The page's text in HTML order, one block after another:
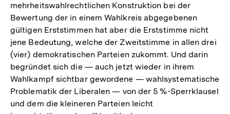
mehrheitswahlrechtlichen Konstruktion bei der
Bewertung der in einem Wahlkreis abgegebenen
gültigen Erststimmen hat aber die Erststimme nicht
jene Bedeutung, welche der Zweitstimme in allen drei
(vier) demokratischen Parteien zukommt. Und darin
begründet sich die — auch jetzt wieder in ihrem
Wahlkampf sichtbar gewordene — wahlsystematische
Problematik der Liberalen — von der 5 %-Sperrklausel
und dem die kleineren Parteien leicht